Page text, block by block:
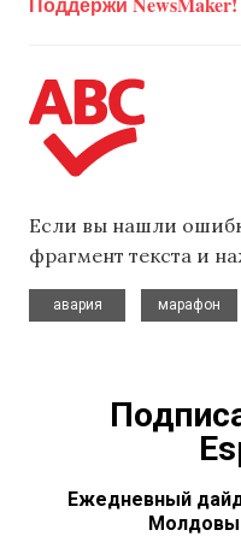
Если вы нашли
фрагмент текста и
авария
марафон
Ежедневный
Молдовы